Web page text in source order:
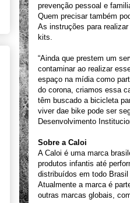
prevenção pessoal e
Quem precisar também
As instruções para
kits.
“Ainda que prestem um
contaminar ao realizar
espaço na mídia como
do corona, criamos essa
têm buscado a bicicleta
viver dae bike pode ser
Desenvolvimento
Sobre a Caloi
A Caloi é uma marca
produtos infantis até
distribuídos em todo
Atualmente a marca é
outras marcas globais,